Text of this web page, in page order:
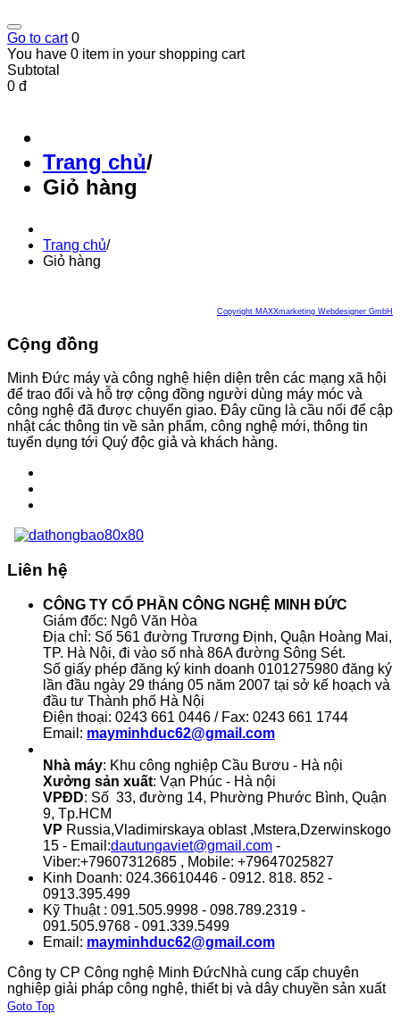
Go to cart 0
You have 0 item in your shopping cart
Subtotal
0 đ
Trang chủ/
Giỏ hàng
Trang chủ/
Giỏ hàng
Copyright MAXXmarketing Webdesigner GmbH
Cộng đồng
Minh Đức máy và công nghệ hiện diện trên các mạng xã hội
để trao đổi và hỗ trợ cộng đồng người dùng máy móc và
công nghệ đã được chuyển giao. Đây cũng là cầu nối để cập
nhật các thông tin về sản phẩm, công nghệ mới, thông tin
tuyển dụng tới Quý độc giả và khách hàng.
Liên hệ
CÔNG TY CỔ PHẦN CÔNG NGHỆ MINH ĐỨC
Giám đốc: Ngô Văn Hòa
Địa chỉ: Số 561 đường Trương Định, Quận Hoàng Mai,
TP. Hà Nội, đi vào số nhà 86A đường Sông Sét.
Số giấy phép đăng ký kinh doanh 0101275980 đăng ký
lần đầu ngày 29 tháng 05 năm 2007 tại sở kế hoạch và
đầu tư Thành phố Hà Nội
Điện thoại: 0243 661 0446 / Fax: 0243 661 1744
Email: mayminhduc62@gmail.com
Nhà máy: Khu công nghiệp Cầu Bươu - Hà nội
Xưởng sản xuất: Vạn Phúc - Hà nội
VPĐD: Số 33, đường 14, Phường Phước Bình, Quận
9, Tp.HCM
VP Russia,Vladimirskaya oblast ,Mstera,Dzerwinskogo
15 - Email:dautungaviet@gmail.com -
Viber:+79607312685 , Mobile: +79647025827
Kinh Doanh: 024.36610446 - 0912. 818. 852 -
0913.395.499
Kỹ Thuật : 091.505.9998 - 098.789.2319 -
091.505.9768 - 091.339.5499
Email: mayminhduc62@gmail.com
Công ty CP Công nghệ Minh ĐứcNhà cung cấp chuyên
nghiệp giải pháp công nghệ, thiết bị và dây chuyền sản xuất
Joomla! 3 Templates
Goto Top